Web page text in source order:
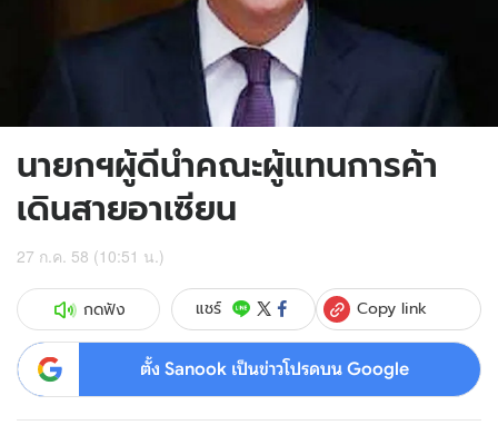
นายกฯผู้ดีนำคณะผู้แทนการค้า
เดินสายอาเซียน
27 ก.ค. 58 (10:51 น.)
กดฟัง แชร์ Copy link
ตั้ง Sanook เป็นข่าวโปรดบน Google